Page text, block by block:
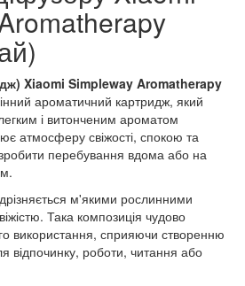
Xiaomi Simpleway Aromatherapy
ароматичний картридж, який
і витонченим ароматом
атмосферу свіжості, спокою та
перебування вдома або на
м'якими рослинними
Така композиція чудово
використання, сприяючи створенню
відпочинку, роботи, читання або